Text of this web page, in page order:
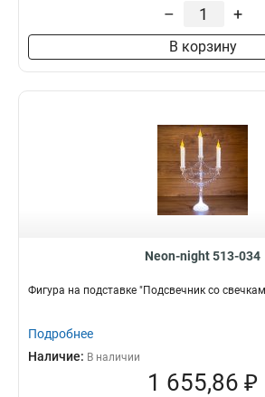
– +
В корзину
Neon-night 513-034
Фигура на подставке "Подсвечник со
Подробнее
Наличие: В наличии
1 655,86 ₽